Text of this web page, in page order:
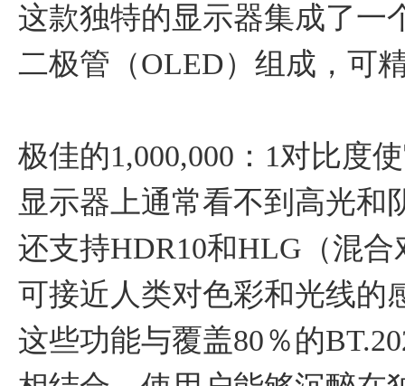
这款独特的显示器集成了一
二极管（OLED）组成，可
极佳的1,000,000：1对比度
显示器上通常看不到高光和
还支持HDR10和HLG（混
可接近人类对色彩和光线的
这些功能与覆盖80％的